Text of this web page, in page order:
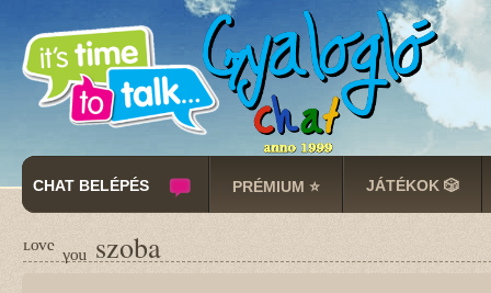
CHAT BELÉPÉS PRÉMIUM ⭐ JÁTÉKOK 🎲
ᶫᵒᵛᵉ ᵧₒᵤ szoba